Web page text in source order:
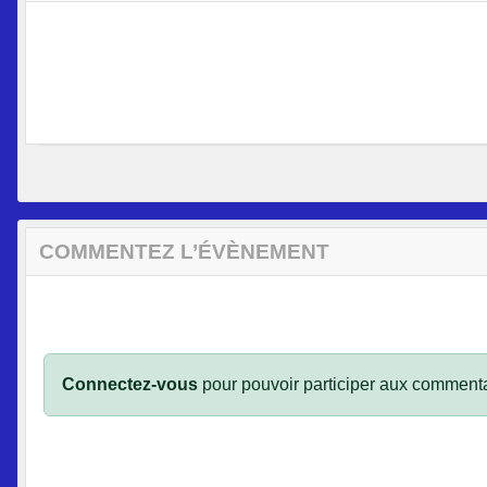
COMMENTEZ L’ÉVÈNEMENT
Connectez-vous pour pouvoir participer aux